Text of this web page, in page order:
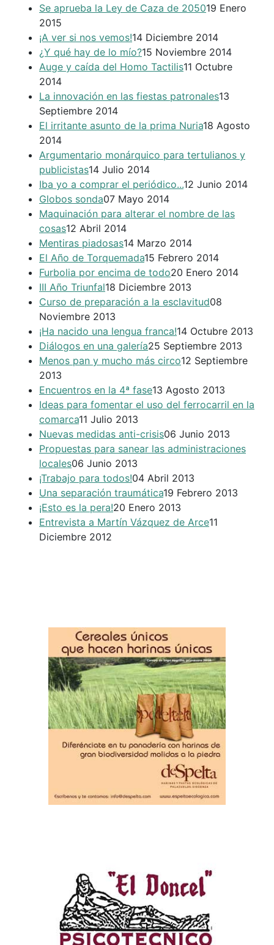
Se aprueba la Ley de Caza de 205019 Enero
2015
¡A ver si nos vemos!14 Diciembre 2014
¿Y qué hay de lo mío?15 Noviembre 2014
Auge y caída del Homo Tactilis11 Octubre
2014
La innovación en las fiestas patronales13
Septiembre 2014
El irritante asunto de la prima Nuria18 Agosto
2014
Argumentario monárquico para tertulianos y
publicistas14 Julio 2014
Iba yo a comprar el periódico...12 Junio 2014
Globos sonda07 Mayo 2014
Maquinación para alterar el nombre de las
cosas12 Abril 2014
Mentiras piadosas14 Marzo 2014
El Año de Torquemada15 Febrero 2014
Furbolia por encima de todo20 Enero 2014
III Año Triunfal18 Diciembre 2013
Curso de preparación a la esclavitud08
Noviembre 2013
¡Ha nacido una lengua franca!14 Octubre 2013
Diálogos en una galería25 Septiembre 2013
Menos pan y mucho más circo12 Septiembre
2013
Encuentros en la 4ª fase13 Agosto 2013
Ideas para fomentar el uso del ferrocarril en la
comarca11 Julio 2013
Nuevas medidas anti-crisis06 Junio 2013
Propuestas para sanear las administraciones
locales06 Junio 2013
¡Trabajo para todos!04 Abril 2013
Una separación traumática19 Febrero 2013
¡Esto es la pera!20 Enero 2013
Entrevista a Martín Vázquez de Arce11
Diciembre 2012